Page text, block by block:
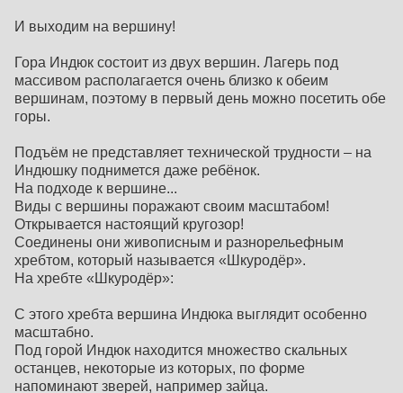
И выходим на вершину!
Гора Индюк состоит из двух вершин. Лагерь под
массивом располагается очень близко к обеим
вершинам, поэтому в первый день можно посетить обе
горы.
Подъём не представляет технической трудности – на
Индюшку поднимется даже ребёнок.
На подходе к вершине...
Виды с вершины поражают своим масштабом!
Открывается настоящий кругозор!
Соединены они живописным и разнорельефным
хребтом, который называется «Шкуродёр».
На хребте «Шкуродёр»:
С этого хребта вершина Индюка выглядит особенно
масштабно.
Под горой Индюк находится множество скальных
останцев, некоторые из которых, по форме
напоминают зверей, например зайца.